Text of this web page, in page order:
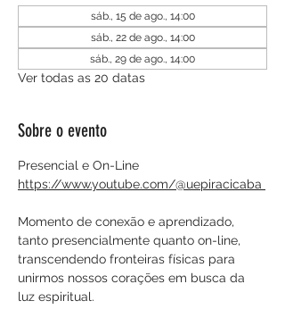
sáb., 15 de ago., 14:00
sáb., 22 de ago., 14:00
sáb., 29 de ago., 14:00
Ver todas as 20 datas
Sobre o evento
Presencial e On-Line
https://www.youtube.com/@uepiracicaba
Momento de conexão e aprendizado,
tanto presencialmente quanto on-line,
transcendendo fronteiras físicas para
unirmos nossos corações em busca da
luz espiritual.